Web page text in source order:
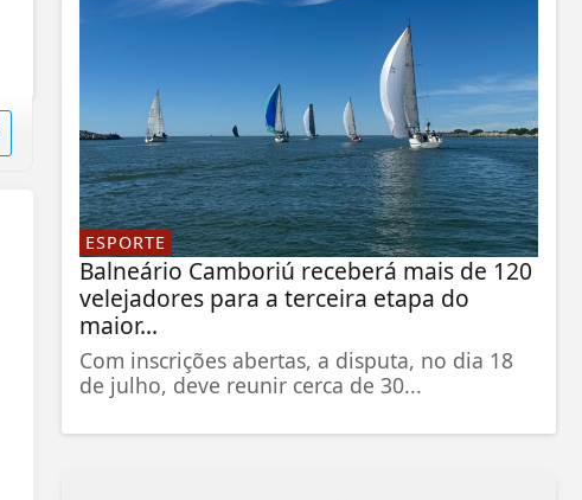
ESPORTE
Balneário Camboriú receberá mais de 120
velejadores para a terceira etapa do
maior...
Com inscrições abertas, a disputa, no dia 18
de julho, deve reunir cerca de 30...